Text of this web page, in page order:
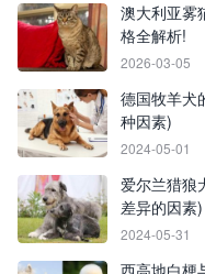
澳大利亚雾
格全解析!
2026-03-05
德国牧羊犬
种因素)
2024-05-01
爱尔兰猎狼
差异的因素)
2024-05-31